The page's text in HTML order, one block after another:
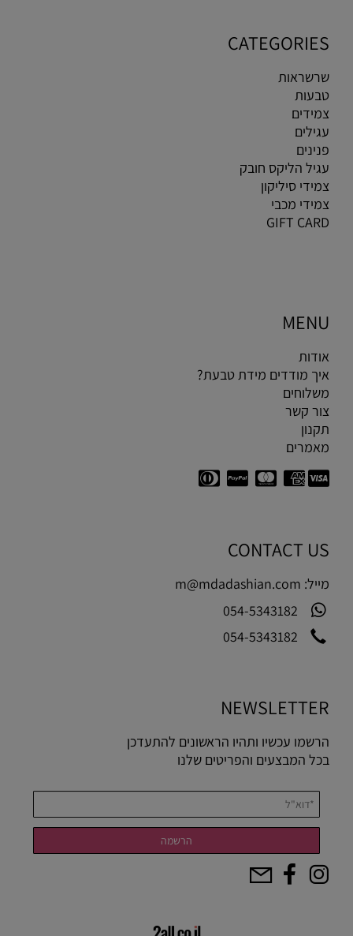
CATEGORIES
שרשראות
טבעות
צמידים
עגילים
פנינים
עגיל הליקס חובק
צמידי סיליקון
צמידי מכבי
GIFT CARD
MENU
אודות
איך מודדים מידת טבעת?
משלוחים
צור קשר
תקנון
מאמרים
CONTACT US
מייל: m@mdadashian.com
054-5343182
054-5343182
NEWSLETTER
הרשמו עכשיו ותהיו הראשונים להתעדכן
בכל המבצעים והפריטים שלנו